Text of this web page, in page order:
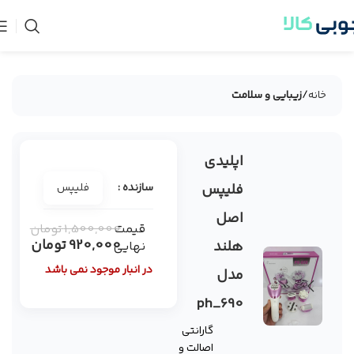
خانه زیبایی و سلامت
اپلیدی
فلیپس
اصل
هلند
مدل
ph_690
گارانتی
اصالت و
سازنده : فلیپس
قیمت
نهایی
1,500,000تومان
920,000تومان
در انبار موجود نمی باشد